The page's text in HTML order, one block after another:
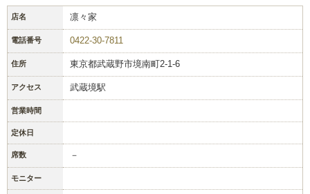
店名 凛々家
電話番号 0422-30-7811
住所 東京都武蔵野市境南町2-1-6
アクセス 武蔵境駅
営業時間
定休日
席数 －
モニター